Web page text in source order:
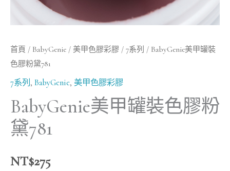
首頁 / BabyGenie / 美甲色膠彩膠 / 7系列 / BabyGenie美甲罐裝
色膠粉黛781
7系列, BabyGenie, 美甲色膠彩膠
BabyGenie美甲罐裝色膠粉
黛781
NT$275